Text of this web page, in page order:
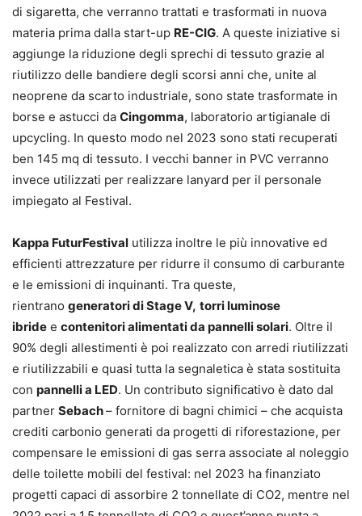
di sigaretta, che verranno trattati e trasformati in nuova
materia prima dalla start-up RE-CIG. A queste iniziative si
aggiunge la riduzione degli sprechi di tessuto grazie al
riutilizzo delle bandiere degli scorsi anni che, unite al
neoprene da scarto industriale, sono state trasformate in
borse e astucci da Cingomma, laboratorio artigianale di
upcycling. In questo modo nel 2023 sono stati recuperati
ben 145 mq di tessuto. I vecchi banner in PVC verranno
invece utilizzati per realizzare lanyard per il personale
impiegato al Festival.
Kappa FuturFestival utilizza inoltre le più innovative ed
efficienti attrezzature per ridurre il consumo di carburante
e le emissioni di inquinanti. Tra queste,
rientrano generatori di Stage V, torri luminose
ibride e contenitori alimentati da pannelli solari. Oltre il
90% degli allestimenti è poi realizzato con arredi riutilizzati
e riutilizzabili e quasi tutta la segnaletica è stata sostituita
con pannelli a LED. Un contributo significativo è dato dal
partner Sebach– fornitore di bagni chimici – che acquista
crediti carbonio generati da progetti di riforestazione, per
compensare le emissioni di gas serra associate al noleggio
delle toilette mobili del festival: nel 2023 ha finanziato
progetti capaci di assorbire 2 tonnellate di CO2, mentre nel